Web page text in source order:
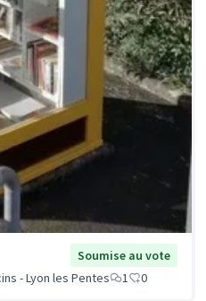
Soumise au vote
- Lyon les Pentes
1 0